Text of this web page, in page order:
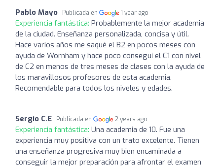
Pablo Mayo Publicada en 1 year ago
Experiencia fantástica: Probablemente la mejor academia
de la ciudad. Enseñanza personalizada, concisa y útil.
Hace varios años me saqué el B2 en pocos meses con
ayuda de Wornham y hace poco conseguí el C1 con nivel
de C2 en menos de tres meses de clases con la ayuda de
los maravillosos profesores de esta academia.
Recomendable para todos los niveles y edades.
Sergio C.E Publicada en 2 years ago
Experiencia fantástica: Una academia de 10. Fue una
experiencia muy positiva con un trato excelente. Tienen
una enseñanza progresiva muy bien encaminada a
conseguir la mejor preparación para afrontar el examen